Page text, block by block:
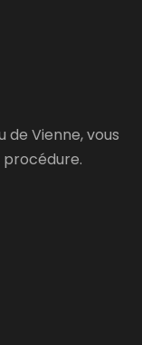
Vienne, vous